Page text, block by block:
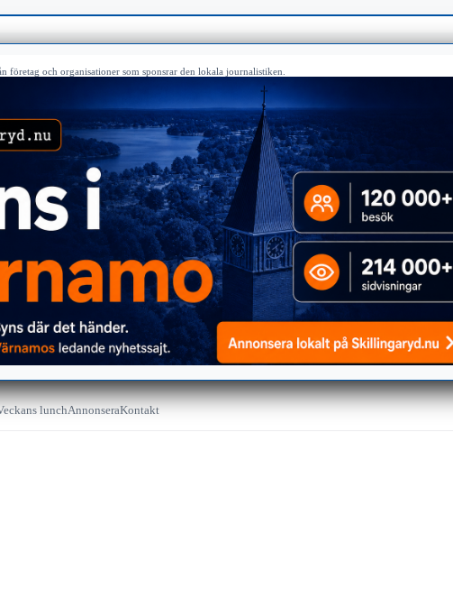
företag och organisationer som sponsrar den lokala journalistiken.
lunchAnnonseraKontakt